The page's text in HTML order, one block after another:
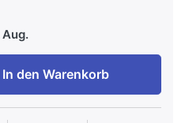
Aug.
In den Warenkorb